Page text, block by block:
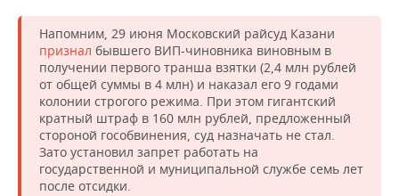
ВОДНЫЕ ВИДЫ СПОРТА
ХОККЕЙ С МЯЧОМ
ОБРАЗОВАНИЕ
ПРОИСШЕСТВИЯ
Напомним, 29 июня Московский райсуд Казани
признал бывшего ВИП-чиновника виновным в
получении первого транша взятки (2,4 млн рублей
от общей суммы в 4 млн) и наказал его 9 годами
колонии строгого режима. При этом гигантский
кратный штраф в 160 млн рублей, предложенный
стороной гособвинения, суд назначать не стал.
Зато установил запрет работать на
государственной и муниципальной службе семь лет
после отсидки.